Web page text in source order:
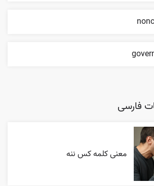
فارسی
معنی کلمه کس ننه